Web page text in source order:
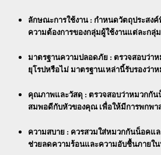
ลักษณะการใช้งาน: กำหนดวัตถุประสง
ความต้องการของกลุ่มผู้ใช้งานแต่ละกลุ่ม
มาตรฐานความปลอดภัย : ตรวจสอบว่าห
ยุโรปหรือไม่ มาตรฐานเหล่านี้รับรองว่
คุณภาพและวัสดุ : ตรวจสอบว่าหมวกกั
สมพอดีกับหัวของคุณ เพื่อให้มีการพกพ
ความสบาย : ควรสวมใส่หมวกกันน็อคแ
ช่วยลดความร้อนและความอับชื้นภายใ